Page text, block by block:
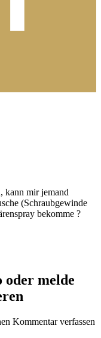
kann mir jemand
(Schraubgewinde
bekomme ?
oder melde
Kommentar verfassen